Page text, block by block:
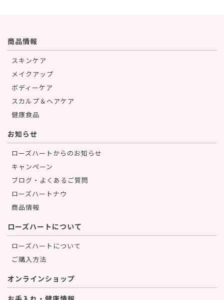
商品情報
スキンケア
メイクアップ
ボディーケア
スカルプ＆ヘアケア
健康食品
お知らせ
ローズハートからのお知らせ
キャンペーン
ブログ・よくあるご質問
ローズハートナウ
商品情報
ローズハートについて
ローズハートについて
ご購入方法
オンラインショップ